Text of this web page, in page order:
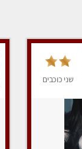
שני כוכבים